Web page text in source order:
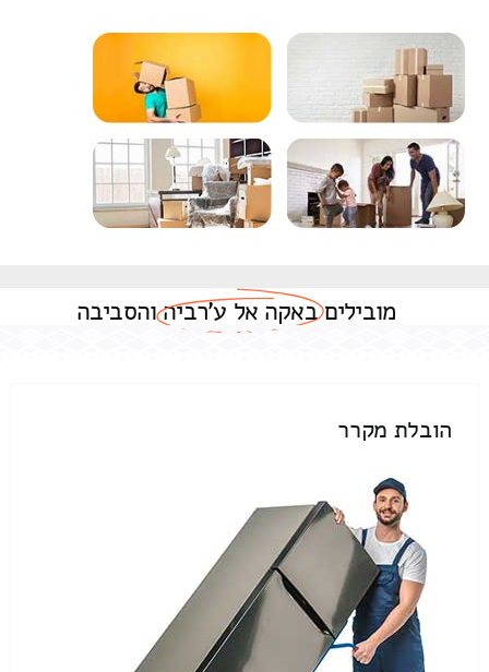
מוביליםבאקה אל ע'רביהוהסביבה
הובלת מקרר